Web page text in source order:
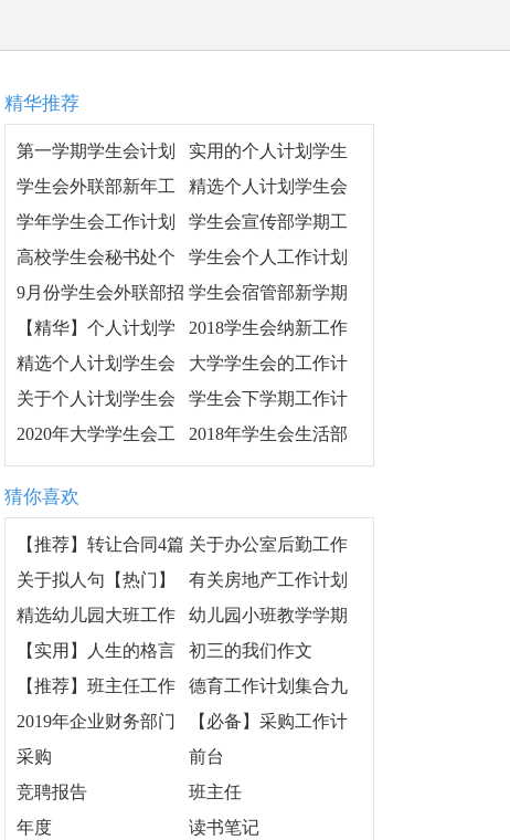
精华推荐
第一学期学生会计划
实用的个人计划学生
会范文6篇
学生会外联部新年工
作计划
精选个人计划学生会
范文集锦六篇
学年学生会工作计划
学生会宣传部学期工
作计划模板
高校学生会秘书处个
人工作计划
学生会个人工作计划
模板
9月份学生会外联部招
新工作计划
学生会宿管部新学期
工作计划,学生会宿管
部新学期个人工作计
划安排
【精华】个人计划学
生会模板集合10篇
2018学生会纳新工作
计划
精选个人计划学生会
模板集合8篇
大学学生会的工作计
划模板
关于个人计划学生会
范文汇总5篇
学生会下学期工作计
划范本
2020年大学学生会工
作计划
2018年学生会生活部
工作计划最新版
猜你喜欢
【推荐】转让合同4篇 关于办公室后勤工作
计划汇总7篇
关于拟人句【热门】
有关房地产工作计划
锦集七篇
精选幼儿园大班工作
计划汇总十篇
幼儿园小班教学学期
总结合集8篇
【实用】人生的格言
集合87条
初三的我们作文
【推荐】班主任工作
计划锦集10篇
德育工作计划集合九
篇
2019年企业财务部门
管理工作计划最新
【必备】采购工作计
划四篇
采购
前台
竞聘报告
班主任
年度
读书笔记